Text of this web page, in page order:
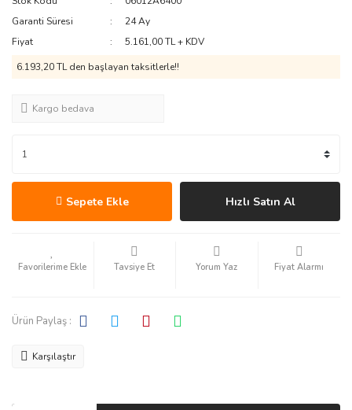
Garanti Süresi
24 Ay
Fiyat
5.161,00 TL + KDV
6.193,20 TL den başlayan taksitlerle!!
Kargo bedava
Sepete Ekle Hızlı Satın Al
Tavsiye Et Yorum Yaz Fiyat Alarmı
Ürün Paylaş :
Karşılaştır